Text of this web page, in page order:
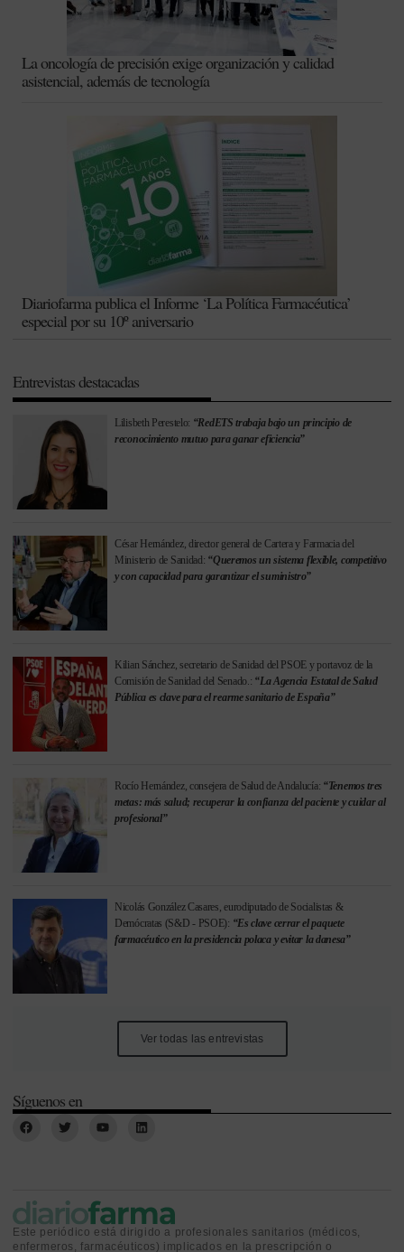
La oncología de precisión exige organización y calidad
asistencial, además de tecnología
Diariofarma publica el Informe ‘La Política Farmacéutica’
especial por su 10º aniversario
Entrevistas destacadas
Lilisbeth Perestelo: “RedETS trabaja bajo un principio de
reconocimiento mutuo para ganar eficiencia”
César Hernández, director general de Cartera y Farmacia del
Ministerio de Sanidad: “Queremos un sistema flexible, competitivo
y con capacidad para garantizar el suministro”
Kilian Sánchez, secretario de Sanidad del PSOE y portavoz de la
Comisión de Sanidad del Senado.: “La Agencia Estatal de Salud
Pública es clave para el rearme sanitario de España”
Rocío Hernández, consejera de Salud de Andalucía: “Tenemos tres
metas: más salud; recuperar la confianza del paciente y cuidar al
profesional”
Nicolás González Casares, eurodiputado de Socialistas &
Demócratas (S&D - PSOE): “Es clave cerrar el paquete
farmacéutico en la presidencia polaca y evitar la danesa”
Ver todas las entrevistas
Síguenos en
Este periódico está dirigido a profesionales sanitarios (médicos,
enfermeros, farmacéuticos) implicados en la prescripción o